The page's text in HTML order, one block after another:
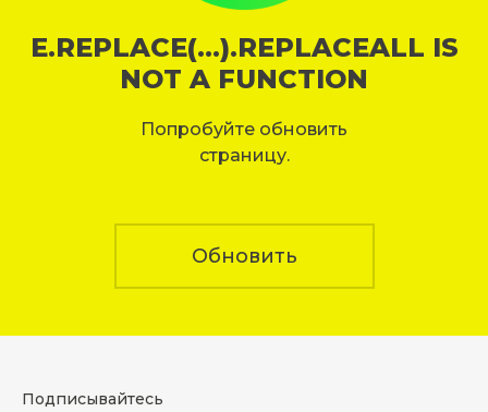
E.REPLACE(...).REPLACEALL IS
NOT A FUNCTION
Попробуйте обновить
страницу.
Обновить
Подписывайтесь